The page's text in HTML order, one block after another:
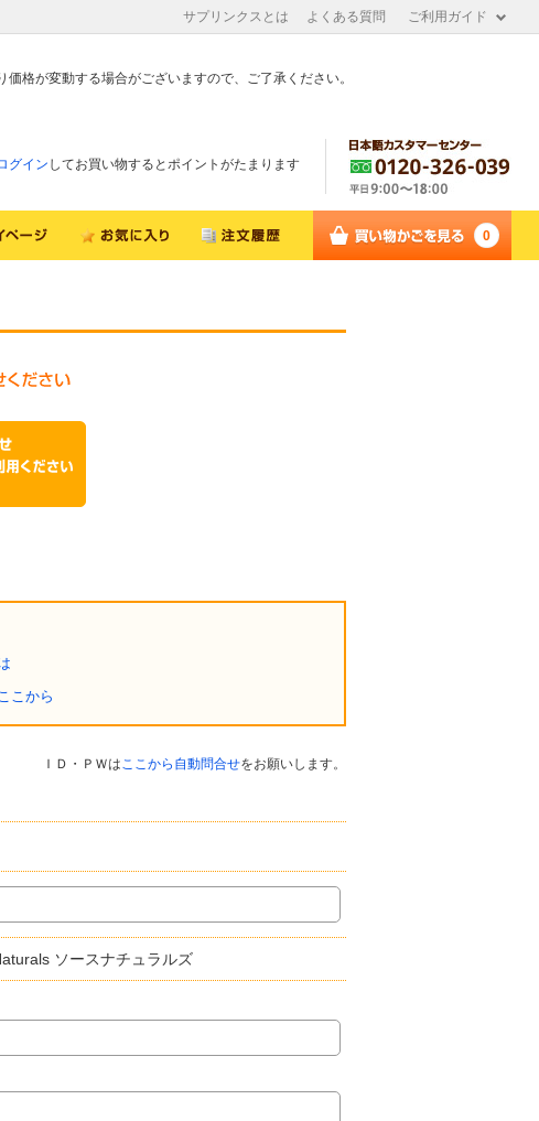
サプリンクスとは よくある質問 ご利用ガイド
格が変動する場合がございますので、ご了承ください。
グイン してお買い物するとポイントがたまります
0
こから
ＩＤ・ＰＷはここから自動問合せをお願いします。
ソースナチュラルズ